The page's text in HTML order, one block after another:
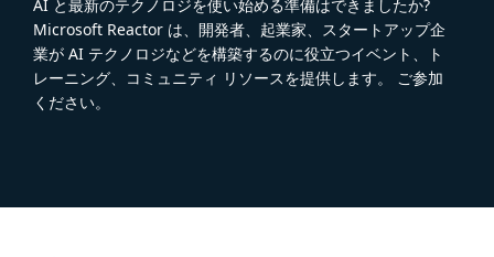
AI と最新のテクノロジを使い始める準備はできましたか?
Microsoft Reactor は、開発者、起業家、スタートアップ企
業が AI テクノロジなどを構築するのに役立つイベント、ト
レーニング、コミュニティ リソースを提供します。 ご参加
ください。